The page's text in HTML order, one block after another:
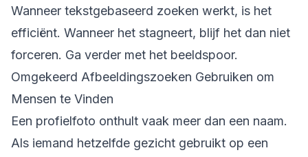
Wanneer tekstgebaseerd zoeken werkt, is het
efficiënt. Wanneer het stagneert, blijf het dan niet
forceren. Ga verder met het beeldspoor.
Omgekeerd Afbeeldingszoeken Gebruiken om
Mensen te Vinden
Een profielfoto onthult vaak meer dan een naam.
Als iemand hetzelfde gezicht gebruikt op een